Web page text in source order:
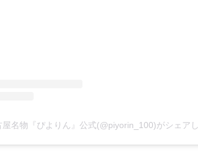
屋名物『ぴよりん』公式(@piyorin_100)がシェア